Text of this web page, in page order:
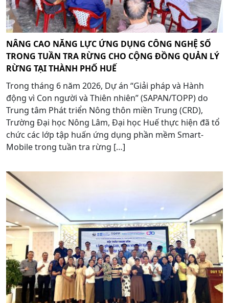
NÂNG CAO NĂNG LỰC ỨNG DỤNG CÔNG NGHỆ SỐ
TRONG TUẦN TRA RỪNG CHO CỘNG ĐỒNG QUẢN LÝ
RỪNG TẠI THÀNH PHỐ HUẾ
Trong tháng 6 năm 2026, Dự án “Giải pháp và Hành
động vì Con người và Thiên nhiên” (SAPAN/TOPP) do
Trung tâm Phát triển Nông thôn miền Trung (CRD),
Trường Đại học Nông Lâm, Đại học Huế thực hiện đã tổ
chức các lớp tập huấn ứng dụng phần mềm Smart-
Mobile trong tuần tra rừng […]